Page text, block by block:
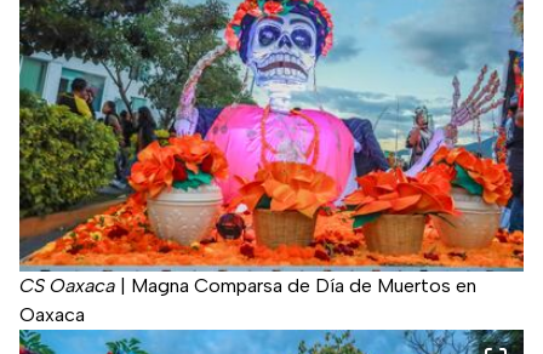
CS Oaxaca
Magna Comparsa de Día de Muertos en
Oaxaca